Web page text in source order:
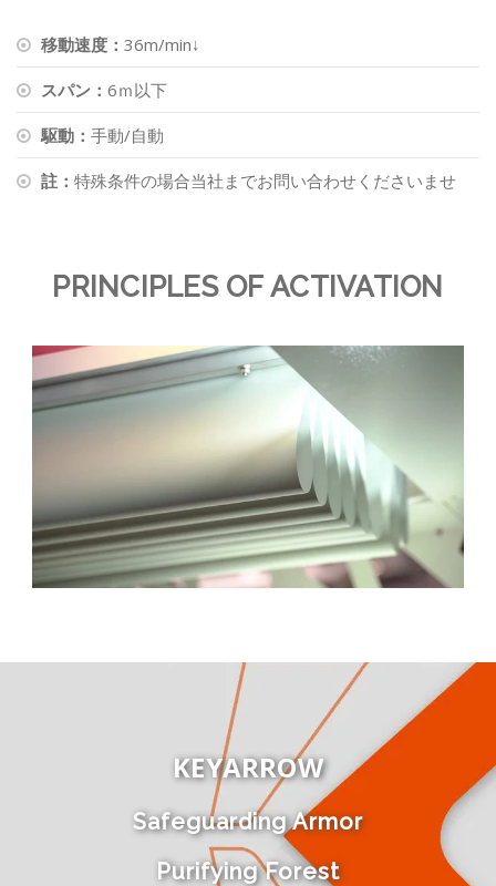
移動速度： 36m/min↓
スパン： 6ｍ以下
駆動： 手動/自動
註： 特殊条件の場合当社までお問い合わせくださいませ
PRINCIPLES OF ACTIVATION
KEYARROW
Safeguarding Armor
Purifying Forest